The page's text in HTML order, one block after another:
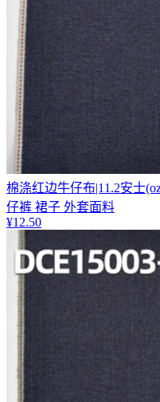
棉涤红边牛仔布|11.2安士
仔裤 裙子 外套面料
¥12.50